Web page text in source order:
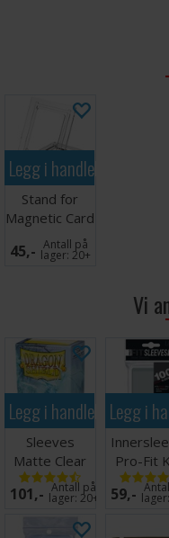
Sterk magnetisk
Svært gjennomsiktig
Designet for
cards)
Ultimate Guard Magnetic
Legg i handlekurven
Stand for
Magnetic Card
Case - 5 stk
45,- Antall på
lager:20+
Vi
Legg i handlekurven
Sleeves
Matte Clear
x100 - 63x88
m/box
101,- Antall på
lager: 20+
Legg i
Pro-Fit
x100
59,-